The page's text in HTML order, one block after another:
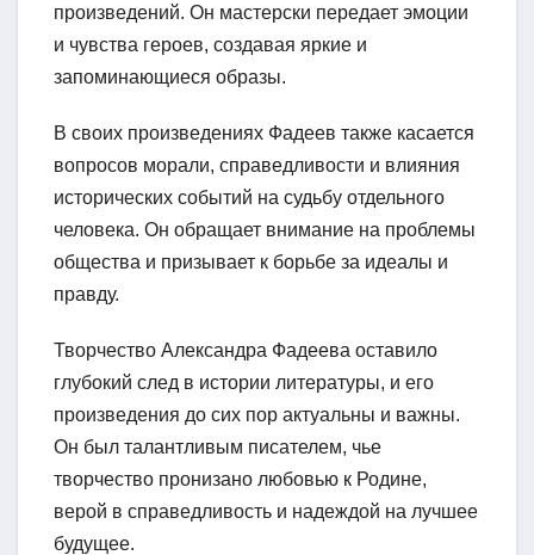
произведений. Он мастерски передает эмоции
и чувства героев, создавая яркие и
запоминающиеся образы.
В своих произведениях Фадеев также касается
вопросов морали, справедливости и влияния
исторических событий на судьбу отдельного
человека. Он обращает внимание на проблемы
общества и призывает к борьбе за идеалы и
правду.
Творчество Александра Фадеева оставило
глубокий след в истории литературы, и его
произведения до сих пор актуальны и важны.
Он был талантливым писателем, чье
творчество пронизано любовью к Родине,
верой в справедливость и надеждой на лучшее
будущее.